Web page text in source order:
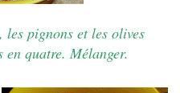
pignons et les olives
en quatre. Mélanger.